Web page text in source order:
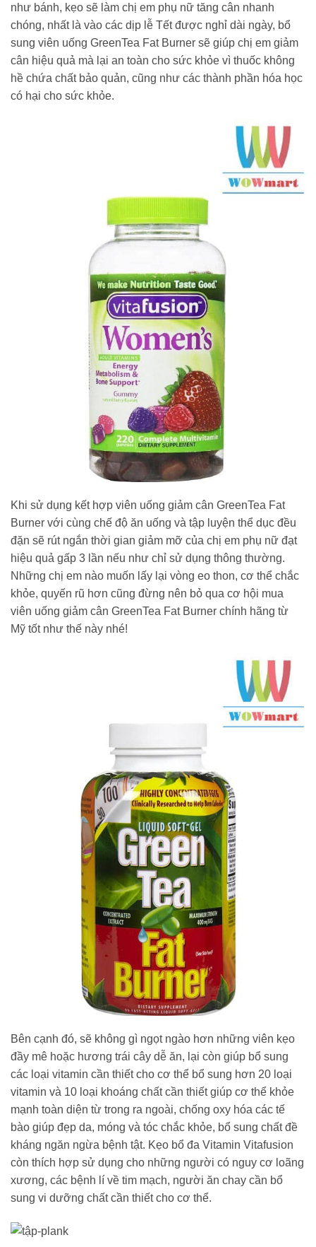
như bánh, kẹo sẽ làm chị em phụ nữ tăng cân nhanh
chóng, nhất là vào các dịp lễ Tết được nghỉ dài ngày, bổ
sung viên uống GreenTea Fat Burner sẽ giúp chị em giảm
cân hiệu quả mà lại an toàn cho sức khỏe vì thuốc không
hề chứa chất bảo quản, cũng như các thành phần hóa học
có hại cho sức khỏe.
Khi sử dụng kết hợp viên uống giảm cân GreenTea Fat
Burner với cùng chế độ ăn uống và tập luyện thể dục đều
đặn sẽ rút ngắn thời gian giảm mỡ của chị em phụ nữ đạt
hiệu quả gấp 3 lần nếu như chỉ sử dụng thông thường.
Những chị em nào muốn lấy lại vòng eo thon, cơ thể chắc
khỏe, quyến rũ hơn cũng đừng nên bỏ qua cơ hội mua
viên uống giảm cân GreenTea Fat Burner chính hãng từ
Mỹ tốt như thế này nhé!
Bên cạnh đó, sẽ không gì ngọt ngào hơn những viên kẹo
đầy mê hoặc hương trái cây dễ ăn, lại còn giúp bổ sung
các loại vitamin cần thiết cho cơ thể bổ sung hơn 20 loại
vitamin và 10 loại khoáng chất cần thiết giúp cơ thể khỏe
mạnh toàn diện từ trong ra ngoài, chống oxy hóa các tế
bào giúp đẹp da, móng và tóc chắc khỏe, bổ sung chất đề
kháng ngăn ngừa bệnh tật. Kẹo bổ đa Vitamin Vitafusion
còn thích hợp sử dụng cho những người có nguy cơ loãng
xương, các bệnh lí về tim mạch, người ăn chay cần bổ
sung vi dưỡng chất cần thiết cho cơ thể.